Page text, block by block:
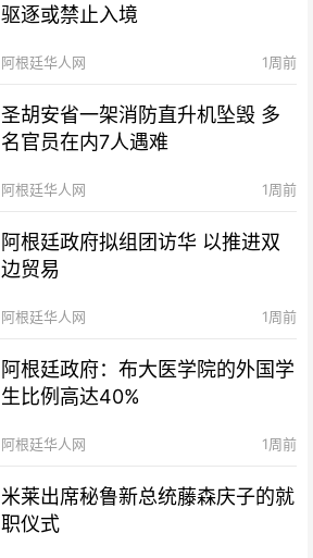
驱逐或禁止入境
阿根廷华人网 1周前
圣胡安省一架消防直升机坠毁 多
名官员在内7人遇难
阿根廷华人网 1周前
阿根廷政府拟组团访华 以推进双
边贸易
阿根廷华人网 1周前
阿根廷政府：布大医学院的外国学
生比例高达40%
阿根廷华人网 1周前
米莱出席秘鲁新总统藤森庆子的就
职仪式